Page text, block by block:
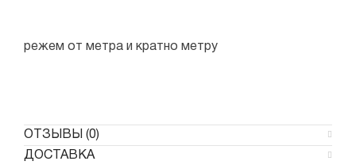
режем от метра и кратно метру
ОТЗЫВЫ (0)
ДОСТАВКА